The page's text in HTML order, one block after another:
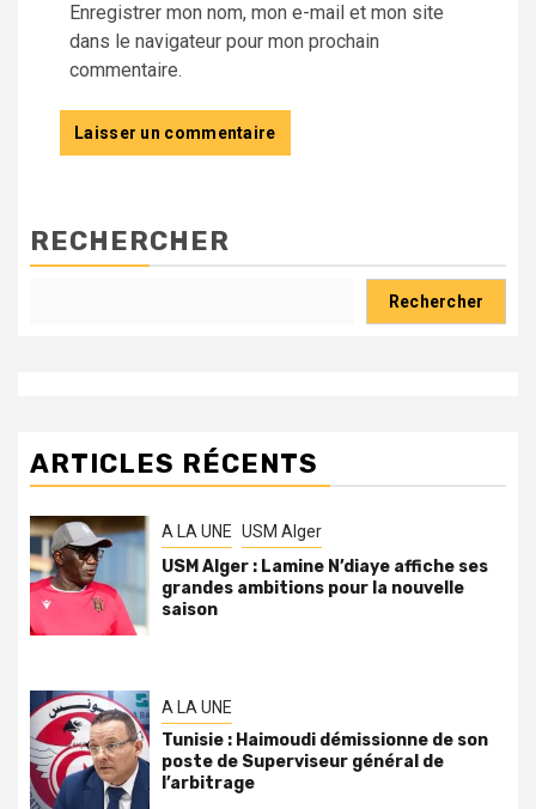
Enregistrer mon nom, mon e-mail et mon site
dans le navigateur pour mon prochain
commentaire.
RECHERCHER
Rechercher
ARTICLES RÉCENTS
A LA UNE USM Alger
USM Alger : Lamine N’diaye affiche ses
grandes ambitions pour la nouvelle
saison
A LA UNE
Tunisie : Haimoudi démissionne de son
poste de Superviseur général de
l’arbitrage